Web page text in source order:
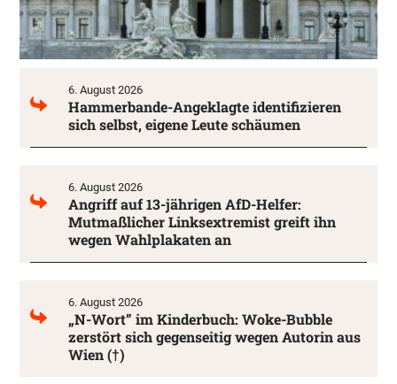
6. August 2026
Hammerbande-Angeklagte identifizieren
sich selbst, eigene Leute schäumen
6. August 2026
Angriff auf 13-jährigen AfD-Helfer:
Mutmaßlicher Linksextremist greift ihn
wegen Wahlplakaten an
6. August 2026
„N-Wort” im Kinderbuch: Woke-Bubble
zerstört sich gegenseitig wegen Autorin aus
Wien (†)